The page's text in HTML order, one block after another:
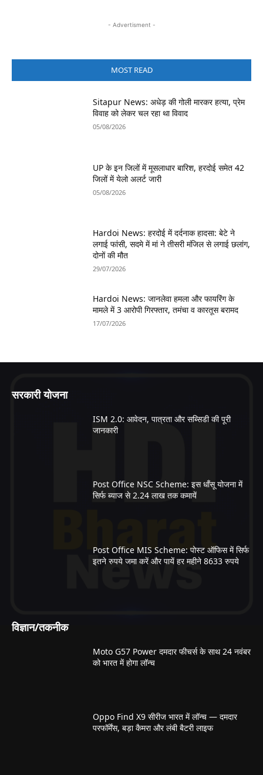
- Advertisment -
MOST READ
Sitapur News: अधेड़ की गोली मारकर हत्या, प्रेम
विवाह को लेकर चल रहा था विवाद
05/08/2026
UP के इन जिलों में मूसलाधार बारिश, हरदोई समेत 42
जिलों में येलो अलर्ट जारी
05/08/2026
Hardoi News: हरदोई में दर्दनाक हादसा: बेटे ने
लगाई फांसी, सदमे में मां ने तीसरी मंजिल से लगाई छलांग,
दोनों की मौत
29/07/2026
Hardoi News: जानलेवा हमला और फायरिंग के
मामले में 3 आरोपी गिरफ्तार, तमंचा व कारतूस बरामद
17/07/2026
सरकारी योजना
ISM 2.0: आवेदन, पात्रता और सब्सिडी की पूरी
जानकारी
Post Office NSC Scheme: इस धाँसू योजना में
सिर्फ ब्याज से 2.24 लाख तक कमायें
Post Office MIS Scheme: पोस्ट ऑफिस में सिर्फ
इतने रुपये जमा करें और पायें हर महीने 8633 रुपये
विज्ञान/तकनीक
Moto G57 Power दमदार फीचर्स के साथ 24 नवंबर
को भारत में होगा लॉन्च
Oppo Find X9 सीरीज भारत में लॉन्च — दमदार
परफॉर्मेंस, बड़ा कैमरा और लंबी बैटरी लाइफ